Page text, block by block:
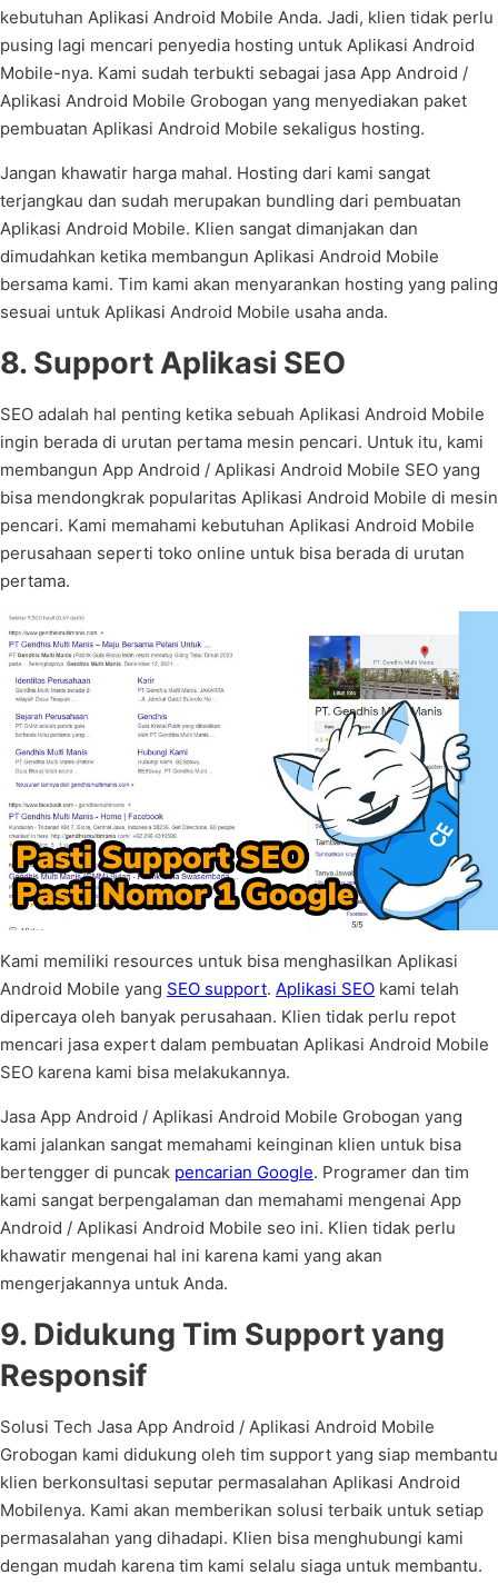
kebutuhan Aplikasi Android Mobile Anda. Jadi, klien tidak perlu
pusing lagi mencari penyedia hosting untuk Aplikasi Android
Mobile-nya. Kami sudah terbukti sebagai jasa App Android /
Aplikasi Android Mobile Grobogan yang menyediakan paket
pembuatan Aplikasi Android Mobile sekaligus hosting.
Jangan khawatir harga mahal. Hosting dari kami sangat
terjangkau dan sudah merupakan bundling dari pembuatan
Aplikasi Android Mobile. Klien sangat dimanjakan dan
dimudahkan ketika membangun Aplikasi Android Mobile
bersama kami. Tim kami akan menyarankan hosting yang paling
sesuai untuk Aplikasi Android Mobile usaha anda.
8. Support Aplikasi SEO
SEO adalah hal penting ketika sebuah Aplikasi Android Mobile
ingin berada di urutan pertama mesin pencari. Untuk itu, kami
membangun App Android / Aplikasi Android Mobile SEO yang
bisa mendongkrak popularitas Aplikasi Android Mobile di mesin
pencari. Kami memahami kebutuhan Aplikasi Android Mobile
perusahaan seperti toko online untuk bisa berada di urutan
pertama.
Kami memiliki resources untuk bisa menghasilkan Aplikasi
Android Mobile yang SEO support. Aplikasi SEO kami telah
dipercaya oleh banyak perusahaan. Klien tidak perlu repot
mencari jasa expert dalam pembuatan Aplikasi Android Mobile
SEO karena kami bisa melakukannya.
Jasa App Android / Aplikasi Android Mobile Grobogan yang
kami jalankan sangat memahami keinginan klien untuk bisa
bertengger di puncak pencarian Google. Programer dan tim
kami sangat berpengalaman dan memahami mengenai App
Android / Aplikasi Android Mobile seo ini. Klien tidak perlu
khawatir mengenai hal ini karena kami yang akan
mengerjakannya untuk Anda.
9. Didukung Tim Support yang
Responsif
Solusi Tech Jasa App Android / Aplikasi Android Mobile
Grobogan kami didukung oleh tim support yang siap membantu
klien berkonsultasi seputar permasalahan Aplikasi Android
Mobilenya. Kami akan memberikan solusi terbaik untuk setiap
permasalahan yang dihadapi. Klien bisa menghubungi kami
dengan mudah karena tim kami selalu siaga untuk membantu.